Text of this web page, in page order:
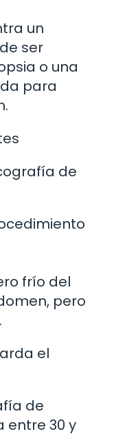
un
ser
o una
para
de
frío del
pero
el
de
30 y